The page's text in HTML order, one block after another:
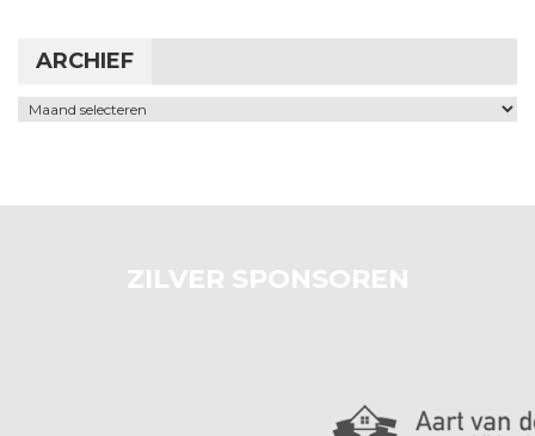
ARCHIEF
Archief
ZILVER SPONSOREN